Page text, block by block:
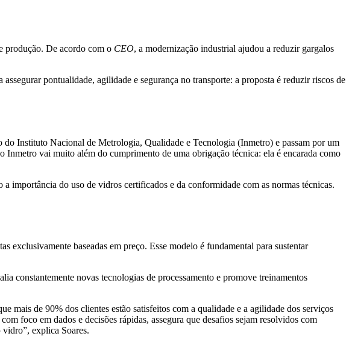
produção. De acordo com o CEO, a modernização industrial ajudou a reduzir gargalos
pontualidade, agilidade e segurança no transporte: a proposta é reduzir riscos de
Instituto Nacional de Metrologia, Qualidade e Tecnologia (Inmetro) e passam por um
Inmetro vai muito além do cumprimento de uma obrigação técnica: ela é encarada como
importância do uso de vidros certificados e da conformidade com as normas técnicas.
exclusivamente baseadas em preço. Esse modelo é fundamental para sustentar
constantemente novas tecnologias de processamento e promove treinamentos
mais de 90% dos clientes estão satisfeitos com a qualidade e a agilidade dos serviços
foco em dados e decisões rápidas, assegura que desafios sejam resolvidos com
explica Soares.